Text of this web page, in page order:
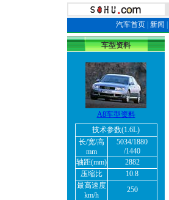
汽车首页 新闻
车型资料
A8车型资料
技术参数(1.6L)
长/宽/高
mm
5034/1880
/1440
轴距(mm)
2882
压缩比
10.8
最高速度
km/h
250